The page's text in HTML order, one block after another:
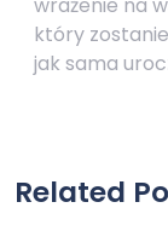
który
jak sama
Related